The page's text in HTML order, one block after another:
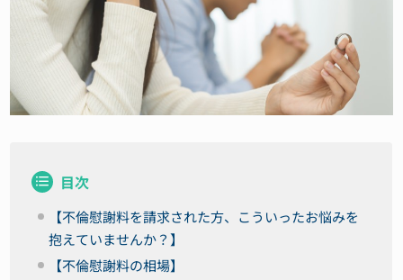
目次
【不倫慰謝料を請求された方、こういったお悩みを
抱えていませんか？】
【不倫慰謝料の相場】